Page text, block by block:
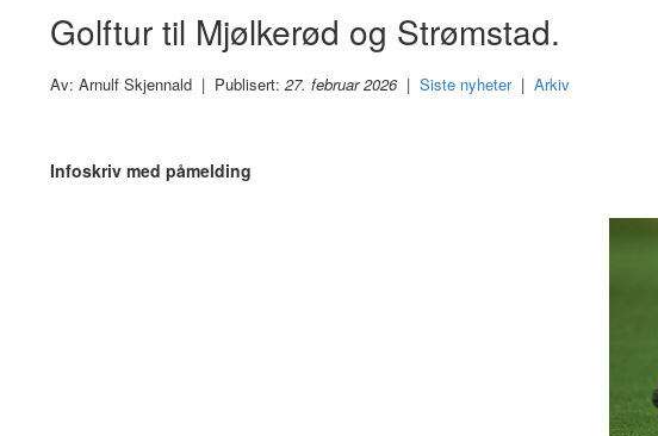
Golftur til Mjølkerød og Strømstad.
Av: Arnulf Skjennald | Publisert: 27. februar 2026| Siste nyheter| Arkiv
Infoskriv med påmelding